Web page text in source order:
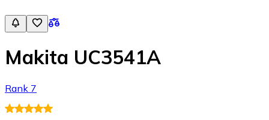
Makita UC3541A
Rank 7